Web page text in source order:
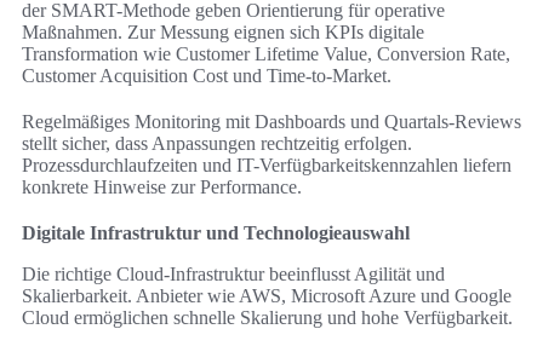
der SMART-Methode geben Orientierung für operative
Maßnahmen. Zur Messung eignen sich KPIs digitale
Transformation wie Customer Lifetime Value, Conversion Rate,
Customer Acquisition Cost und Time-to-Market.
Regelmäßiges Monitoring mit Dashboards und Quartals-Reviews
stellt sicher, dass Anpassungen rechtzeitig erfolgen.
Prozessdurchlaufzeiten und IT-Verfügbarkeitskennzahlen liefern
konkrete Hinweise zur Performance.
Digitale Infrastruktur und Technologieauswahl
Die richtige Cloud-Infrastruktur beeinflusst Agilität und
Skalierbarkeit. Anbieter wie AWS, Microsoft Azure und Google
Cloud ermöglichen schnelle Skalierung und hohe Verfügbarkeit.